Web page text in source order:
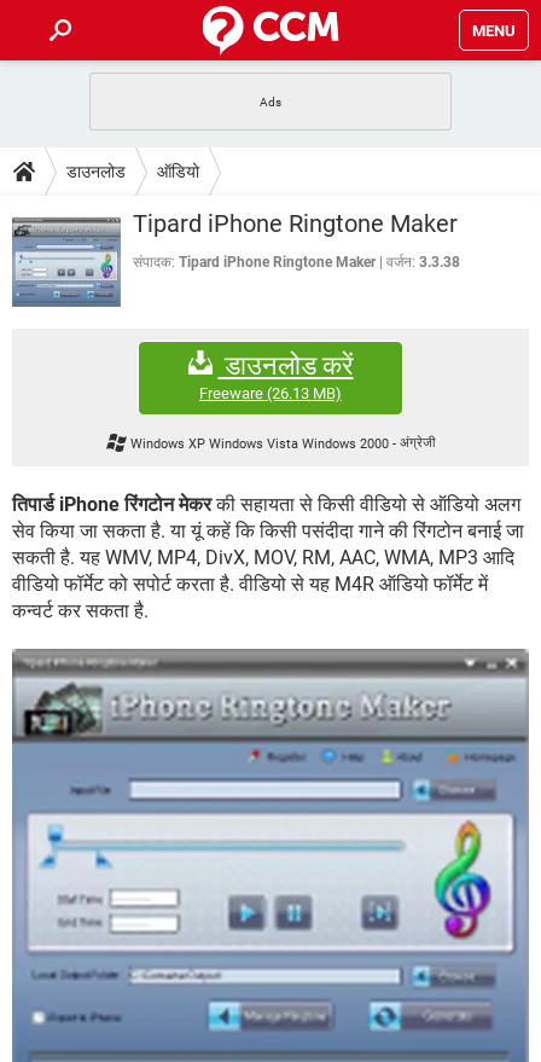
MENU
फोन पर अकाउंट बैलेंस चेक
WhatsApp Hack हो गया? Lucky Patcher यूज करें
टेक-स्पेशल
2020 के फ्री एंटीवायरस
बेस्ट फ्री ऑनलाइन गेम्स
डाउनलोड
Vidmate PUBG Mobile
WhatsRemoved+
FORUM
कंप्यूटर बस
डाउनलोड ऑडियो
Tipard iPhone Ringtone Maker
संपादक: Tipard iPhone Ringtone Maker वर्जन: 3.3.38
डाउनलोड करें
Freeware (26.13 MB)
Windows XP Windows Vista Windows 2000-अंग्रेजी
तिपार्ड iPhone रिंगटोन मेकरकी सहायता से किसी वीडियो से ऑडियो अलग
सेव किया जा सकता है. या यूं कहें कि किसी पसंदीदा गाने की रिंगटोन बनाई जा
सकती है. यह WMV, MP4, DivX, MOV, RM, AAC, WMA, MP3 आदि
वीडियो फॉर्मेट को सपोर्ट करता है. वीडियो से यह M4R ऑडियो फॉर्मेट में
कन्वर्ट कर सकता है.